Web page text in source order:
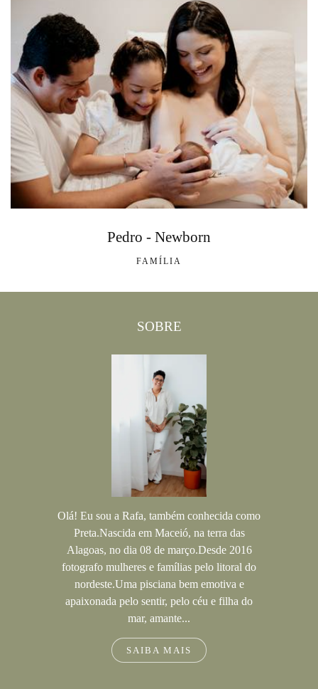
Pedro - Newborn
FAMÍLIA
SOBRE
Olá! Eu sou a Rafa, também conhecida como
Preta.Nascida em Maceió, na terra das
Alagoas, no dia 08 de março.Desde 2016
fotografo mulheres e famílias pelo litoral do
nordeste.Uma pisciana bem emotiva e
apaixonada pelo sentir, pelo céu e filha do
mar, amante...
SAIBA MAIS